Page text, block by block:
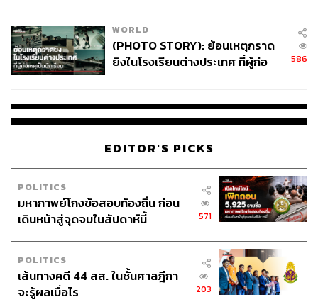
WORLD
(PHOTO STORY): ย้อนเหตุกราด
ยิงในโรงเรียนต่างประเทศ ที่ผู้ก่อ
586
EDITOR'S PICKS
POLITICS
มหากาพย์โกงข้อสอบท้องถิ่น ก่อน
เดินหน้าสู่จุดจบในสัปดาห์นี้
571
POLITICS
เส้นทางคดี 44 สส. ในชั้นศาลฎีกา
จะรู้ผลเมื่อไร
203